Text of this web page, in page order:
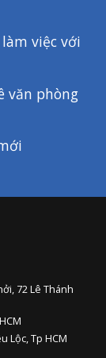
việc với
văn phòng
72 Lê Thánh
Lộc, Tp HCM